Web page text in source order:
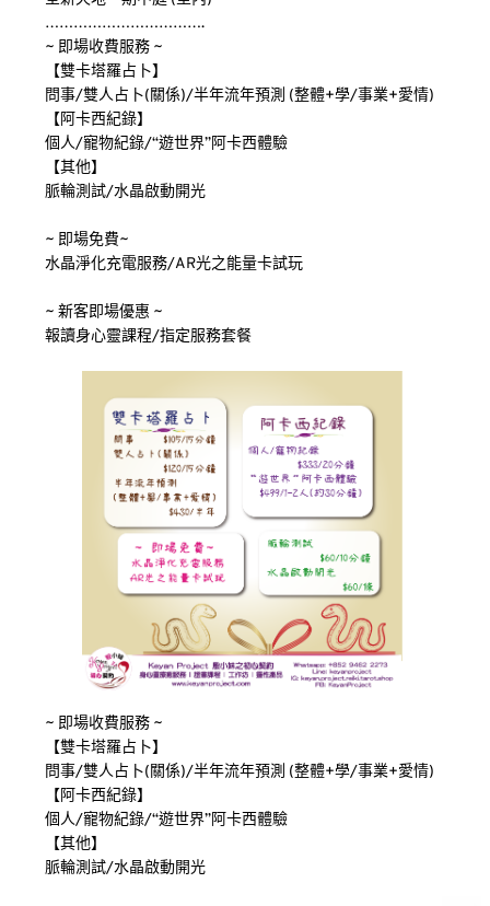
…………………………….
~ 即場收費服務 ~
【雙卡塔羅占卜】
問事/雙人占卜(關係)/半年流年預測 (整體+學/事業+愛情)
【阿卡西紀錄】
個人/寵物紀錄/“遊世界”阿卡西體驗
【其他】
脈輪測試/水晶啟動開光
~ 即場免費~
水晶淨化充電服務/AR光之能量卡試玩
~ 新客即場優惠 ~
報讀身心靈課程/指定服務套餐
~ 即場收費服務 ~
【雙卡塔羅占卜】
問事/雙人占卜(關係)/半年流年預測 (整體+學/事業+愛情)
【阿卡西紀錄】
個人/寵物紀錄/“遊世界”阿卡西體驗
【其他】
脈輪測試/水晶啟動開光